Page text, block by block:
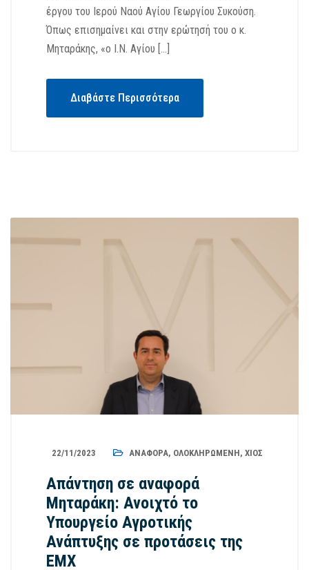
έργου του Ιερού Ναού Αγίου Γεωργίου Συκούση.
Όπως επισημαίνει και στην ερώτησή του ο κ.
Μηταράκης, «ο Ι.Ν. Αγίου […]
Διαβάστε Περισσότερα
22/11/2023 ΑΝΑΦΟΡΆ, ΟΛΟΚΛΗΡΩΜΈΝΗ, ΧΊΟΣ
Απάντηση σε αναφορά
Μηταράκη: Ανοιχτό το
Υπουργείο Αγροτικής
Ανάπτυξης σε προτάσεις της
ΕΜΧ